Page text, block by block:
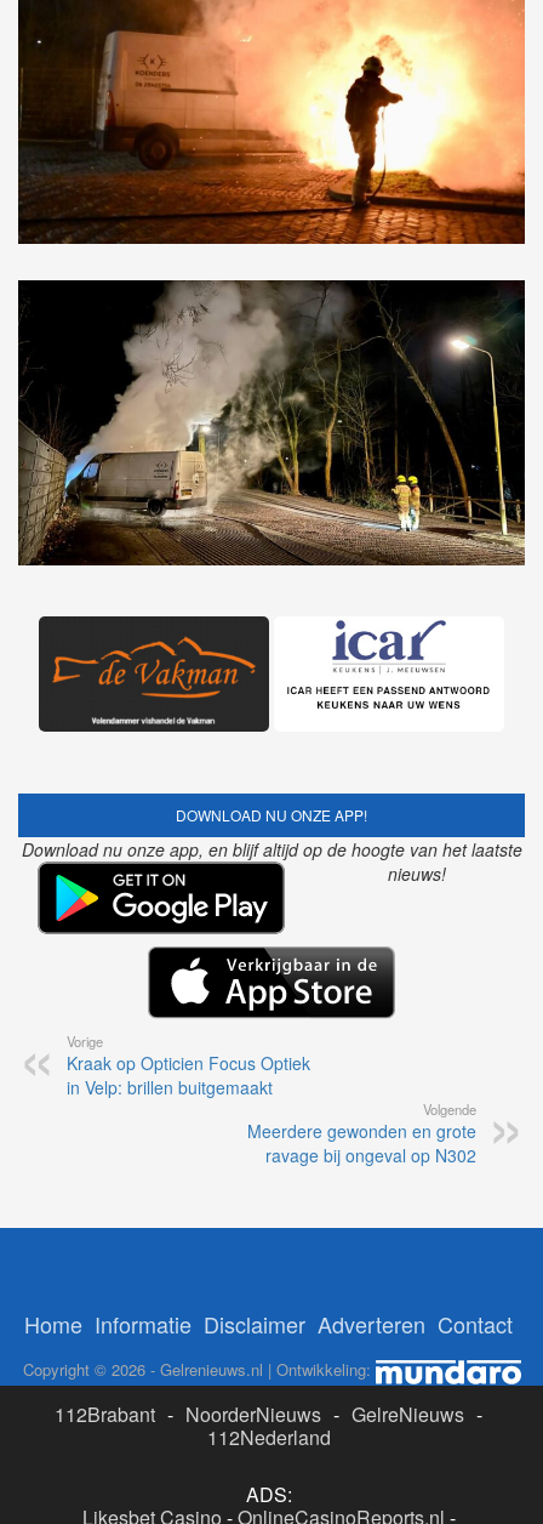
DOWNLOAD NU ONZE APP!
Download nu onze app, en blijf altijd op de hoogte van het laatste
nieuws!
Vorige
Kraak op Opticien Focus Optiek
in Velp: brillen buitgemaakt
Volgende
Meerdere gewonden en grote
ravage bij ongeval op N302
Home Informatie Disclaimer Adverteren Contact
Copyright © 2026 - Gelrenieuws.nl | Ontwikkeling:
112Brabant - NoorderNieuws - GelreNieuws -
112Nederland
ADS:
Likesbet Casino -OnlineCasinoReports.nl -